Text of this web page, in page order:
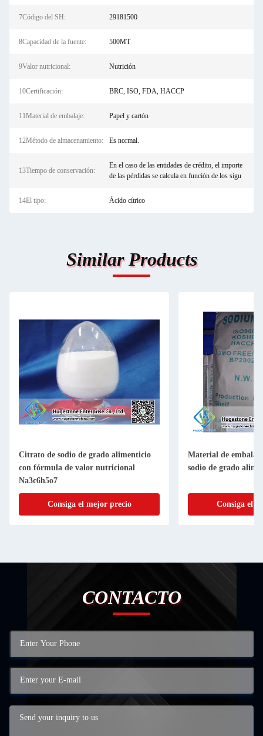
7Código del SH: 29181500
8Capacidad de la fuente: 500MT
9Valor nutricional: Nutrición
10Certificación: BRC, ISO, FDA, HACCP
11Material de embalaje: Papel y cartón
12Método de almacenamiento: Es normal.
13Tiempo de conservación:
En el caso de las entidades de crédito, el importe
de las pérdidas se calcula en función de los sigu
14El tipo: Ácido cítrico
Similar Products
Citrato de sodio de grado alimenticio
con fórmula de valor nutricional
Na3c6h5o7
Consiga el mejor precio
Material de
sodio de grado
Consiga el
CONTACTO